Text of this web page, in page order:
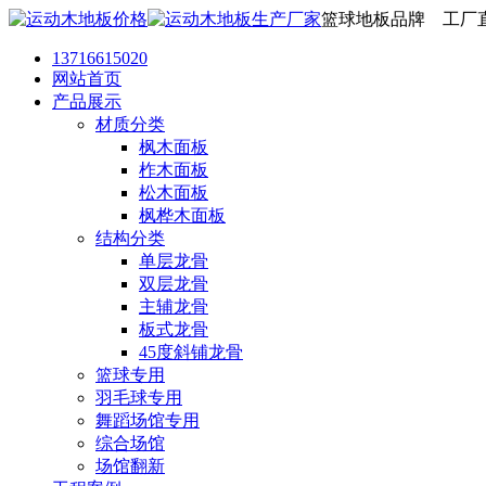
篮球地板品牌 工厂
13716615020
网站首页
产品展示
材质分类
枫木面板
柞木面板
松木面板
枫桦木面板
结构分类
单层龙骨
双层龙骨
主辅龙骨
板式龙骨
45度斜铺龙骨
篮球专用
羽毛球专用
舞蹈场馆专用
综合场馆
场馆翻新